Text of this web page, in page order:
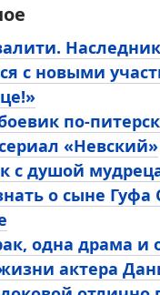
с новыми
по-
«Невский»
с душой
о сыне Гуфа
одна драма и
актера